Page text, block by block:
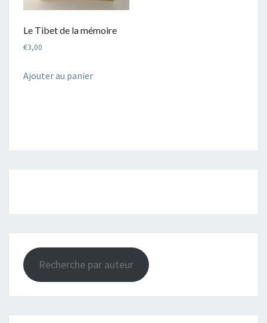
Le Tibet de la mémoire
€3,00
Ajouter au panier
Recherche par auteur